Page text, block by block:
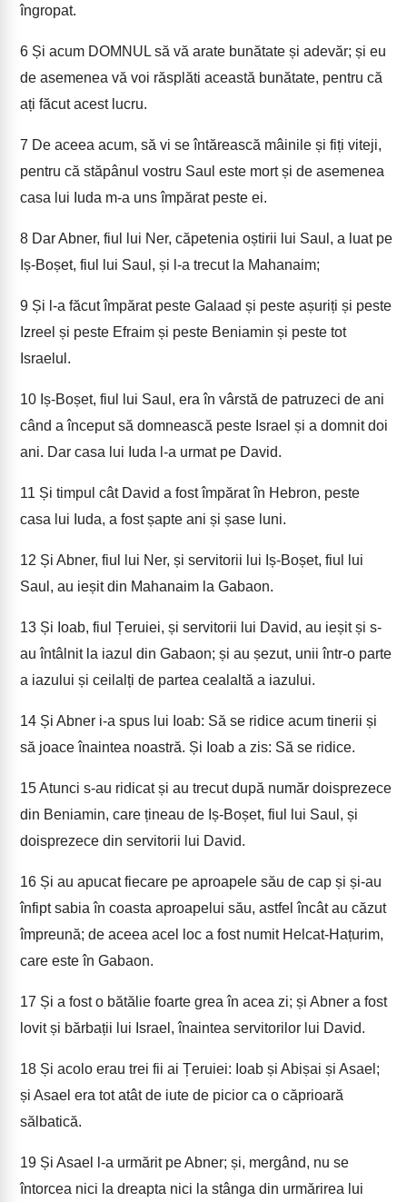
îngropat.
6 Și acum DOMNUL să vă arate bunătate și adevăr; și eu
de asemenea vă voi răsplăti această bunătate, pentru că
ați făcut acest lucru.
7 De aceea acum, să vi se întărească mâinile și fiți viteji,
pentru că stăpânul vostru Saul este mort și de asemenea
casa lui Iuda m-a uns împărat peste ei.
8 Dar Abner, fiul lui Ner, căpetenia oștirii lui Saul, a luat pe
Iș-Boșet, fiul lui Saul, și l-a trecut la Mahanaim;
9 Și l-a făcut împărat peste Galaad și peste așuriți și peste
Izreel și peste Efraim și peste Beniamin și peste tot
Israelul.
10 Iș-Boșet, fiul lui Saul, era în vârstă de patruzeci de ani
când a început să domnească peste Israel și a domnit doi
ani. Dar casa lui Iuda l-a urmat pe David.
11 Și timpul cât David a fost împărat în Hebron, peste
casa lui Iuda, a fost șapte ani și șase luni.
12 Și Abner, fiul lui Ner, și servitorii lui Iș-Boșet, fiul lui
Saul, au ieșit din Mahanaim la Gabaon.
13 Și Ioab, fiul Țeruiei, și servitorii lui David, au ieșit și s-
au întâlnit la iazul din Gabaon; și au șezut, unii într-o parte
a iazului și ceilalți de partea cealaltă a iazului.
14 Și Abner i-a spus lui Ioab: Să se ridice acum tinerii și
să joace înaintea noastră. Și Ioab a zis: Să se ridice.
15Atunci s-au ridicat și au trecut după număr doisprezece
din Beniamin, care țineau de Iș-Boșet, fiul lui Saul, și
doisprezece din servitorii lui David.
16 Și au apucat fiecare pe aproapele său de cap și și-au
înfipt sabia în coasta aproapelui său, astfel încât au căzut
împreună; de aceea acel loc a fost numit Helcat-Hațurim,
care este în Gabaon.
17 Și a fost o bătălie foarte grea în acea zi; și Abner a fost
lovit și bărbații lui Israel, înaintea servitorilor lui David.
18 Și acolo erau trei fii ai Țeruiei: Ioab și Abișai și Asael;
și Asael era tot atât de iute de picior ca o căprioară
sălbatică.
19 Și Asael l-a urmărit pe Abner; și, mergând, nu se
întorcea nici la dreapta nici la stânga din urmărirea lui